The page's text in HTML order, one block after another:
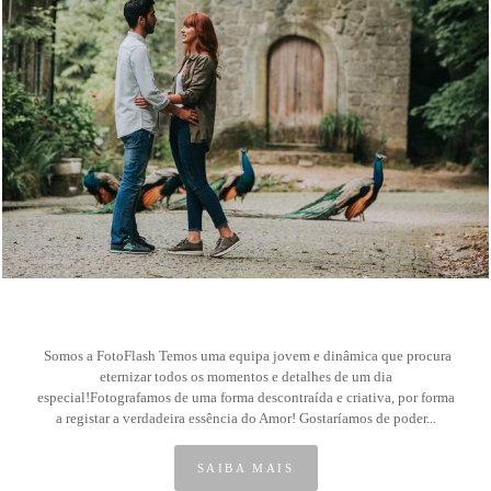
0
Somos a FotoFlash Temos uma equipa jovem e dinâmica que procura
eternizar todos os momentos e detalhes de um dia
especial!Fotografamos de uma forma descontraída e criativa, por forma
a registar a verdadeira essência do Amor! Gostaríamos de poder...
SAIBA MAIS